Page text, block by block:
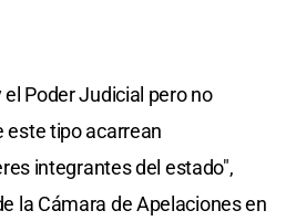
Poder Judicial pero no
este tipo acarrean
integrantes del estado",
la Cámara de Apelaciones en